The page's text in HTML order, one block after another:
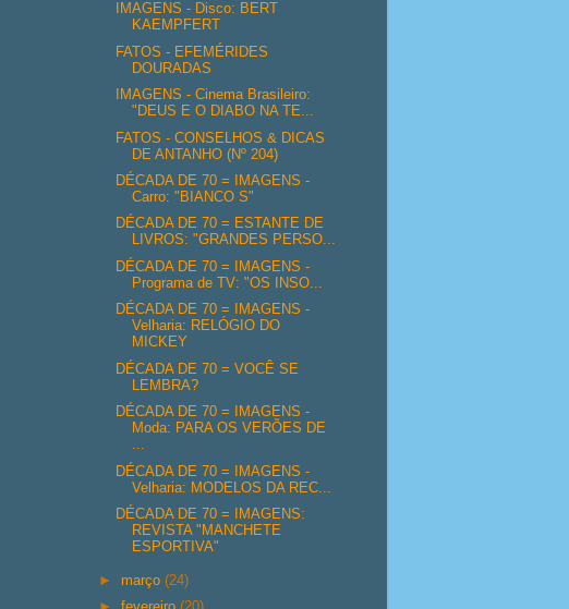
IMAGENS - Disco: BERT
KAEMPFERT
FATOS - EFEMÉRIDES
DOURADAS
IMAGENS - Cinema Brasileiro:
"DEUS E O DIABO NA TE...
FATOS - CONSELHOS & DICAS
DE ANTANHO (Nº 204)
DÉCADA DE 70 = IMAGENS -
Carro: "BIANCO S"
DÉCADA DE 70 = ESTANTE DE
LIVROS: "GRANDES PERSO...
DÉCADA DE 70 = IMAGENS -
Programa de TV: "OS INSO...
DÉCADA DE 70 = IMAGENS -
Velharia: RELÓGIO DO
MICKEY
DÉCADA DE 70 = VOCÊ SE
LEMBRA?
DÉCADA DE 70 = IMAGENS -
Moda: PARA OS VERÕES DE
...
DÉCADA DE 70 = IMAGENS -
Velharia: MODELOS DA REC...
DÉCADA DE 70 = IMAGENS:
REVISTA "MANCHETE
ESPORTIVA"
► março(24)